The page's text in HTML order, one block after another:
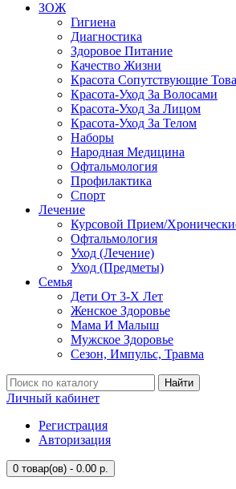
ЗОЖ
Гигиена
Диагностика
Здоровое Питание
Качество Жизни
Красота Сопутствующие
Красота-Уход За Волосами
Красота-Уход За Лицом
Красота-Уход За Телом
Наборы
Народная Медицина
Офтальмология
Профилактика
Спорт
Лечение
Курсовой Прием/
Офтальмология
Уход (Лечение)
Уход (Предметы)
Семья
Дети От 3-Х Лет
Женское Здоровье
Мама И Малыш
Мужское Здоровье
Сезон, Импульс, Травма
Найти
Личный кабинет
Регистрация
Авторизация
0 товар(ов) - 0.00 р.